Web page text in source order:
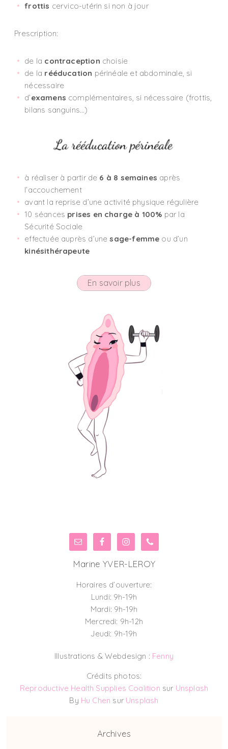
frottis cervico-utérin si non à jour
Prescription:
de la contraception choisie
de la rééducation périnéale et abdominale, si
nécessaire
d’examens complémentaires, si nécessaire (frottis,
bilans sanguins…)
à réaliser à partir de 6 à 8 semaines après
l’accouchement
avant la reprise d’une activité physique régulière
10 séances prises en charge à 100% par la
Sécurité Sociale
effectuée auprès d’unesage-femme ou d’un
kinésithérapeute
En savoir plus
Marine YVER-LEROY
Horaires d’ouverture:
Lundi: 9h-19h
Mardi: 9h-19h
Mercredi: 9h-12h
Jeudi: 9h-19h
Illustrations & Webdesign : Fenny
Crédits photos:
Reproductive Health Supplies Coalition sur Unsplash
By Hu Chen sur Unsplash
Archives